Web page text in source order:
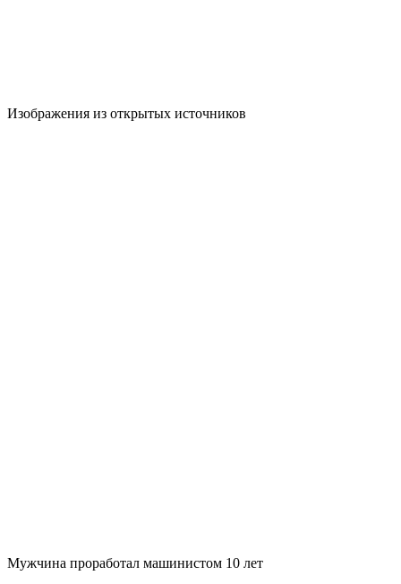
Изображения из открытых источников
Мужчина проработал машинистом 10 лет